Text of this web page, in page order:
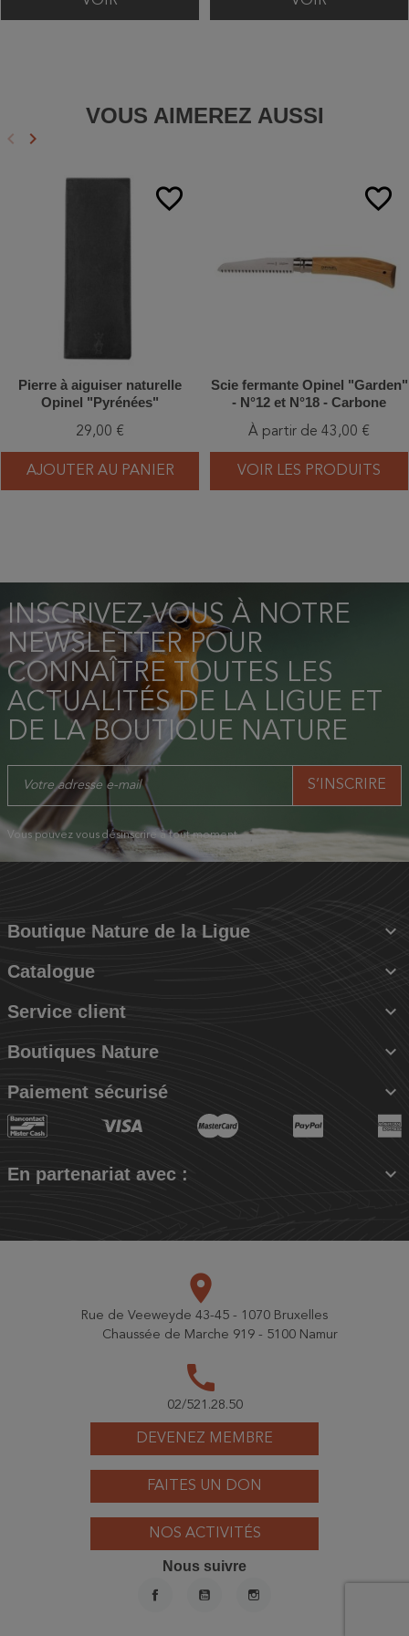
VOUS AIMEREZ AUSSI
Précédent
keyboard_arrow_left Suivant
keyboard_arrow_right
favorite_border
Pierre à aiguiser naturelle
Opinel "Pyrénées"
29,00 €
AJOUTER AU PANIER
favorite_border
Scie fermante Opinel "Garden"
- N°12 et N°18 - Carbone
À partir de 43,00 €
VOIR LES PRODUITS
INSCRIVEZ-VOUS À NOTRE
NEWSLETTER POUR
CONNAÎTRE TOUTES LES
ACTUALITÉS DE LA LIGUE ET
DE LA BOUTIQUE NATURE
Vous pouvez vous désinscrire à tout moment.
Boutique Nature de la Ligue 
Catalogue 
Service client 
Boutiques Nature 
Paiement sécurisé 
En partenariat avec : 
DEVENEZ MEMBRE
FAITES UN DON
NOS ACTIVITÉS
place
Rue de Veeweyde 43-45 - 1070 Bruxelles
Chaussée de Marche 919 - 5100 Namur
call
02/521.28.50
Nous suivre